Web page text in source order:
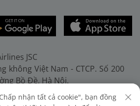
JSC
không Việt Nam - CTCP. Số 200
Bồ Đề, Hà Nội.
24) 38272289. Fax: (+84-24)
nhận tất cả cookie", bạn đồng